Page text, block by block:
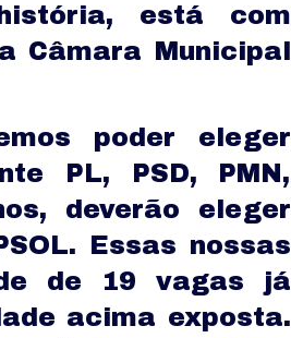
está com
Câmara Municipal
poder eleger
PL, PSD, PMN,
deverão eleger
Essas nossas
de 19 vagas já
acima exposta.